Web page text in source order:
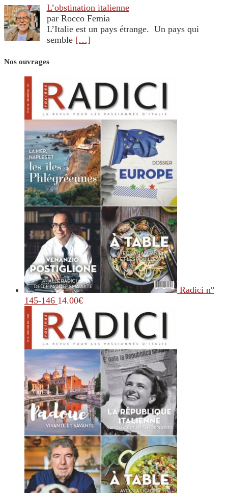
L’obstination italienne
par Rocco Femia
L’Italie est un pays étrange. Un pays qui
semble […]
Nos ouvrages
Radici n°
145-146 14.00€